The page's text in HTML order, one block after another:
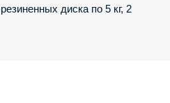
диска по 5 кг, 2